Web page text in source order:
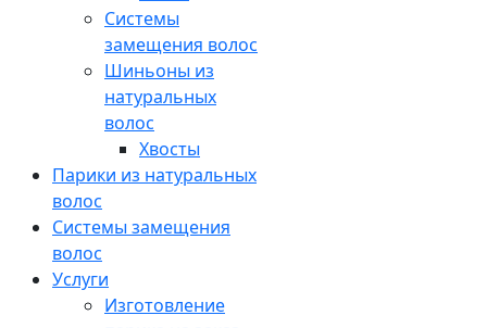
Системы
замещения волос
Шиньоны из
натуральных
волос
Хвосты
Парики из натуральных
волос
Системы замещения
волос
Услуги
Изготовление